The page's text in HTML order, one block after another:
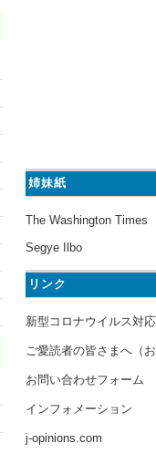
姉妹紙
The Washington Times
Segye Ilbo
リンク
新型コロナウイルス対
ご愛読者の皆さまへ（
お問い合わせフォーム
インフォメーション
j-opinions.com